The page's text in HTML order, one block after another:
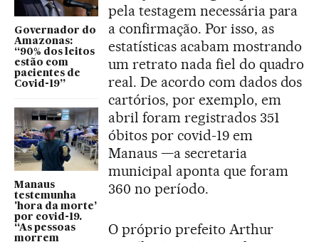
Governador do
Amazonas:
“90% dos leitos
estão com
pacientes de
Covid-19”
Manaus
testemunha
'hora da morte’
por covid-19.
“As pessoas
morrem
pela testagem necessária para
a confirmação. Por isso, as
estatísticas acabam mostrando
um retrato nada fiel do quadro
real. De acordo com dados dos
cartórios, por exemplo, em
abril foram registrados 351
óbitos por covid-19 em
Manaus —a secretaria
municipal aponta que foram
360 no período.
O próprio prefeito Arthur